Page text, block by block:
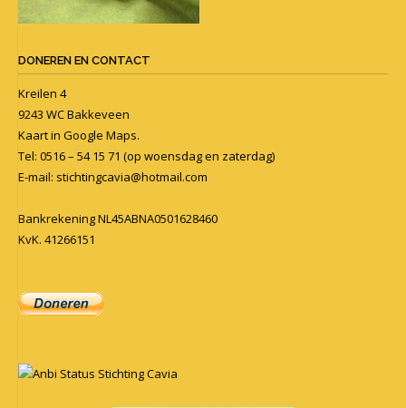
DONEREN EN CONTACT
Kreilen 4
9243 WC Bakkeveen
Kaart in Google Maps.
Tel: 0516 – 54 15 71 (op woensdag en zaterdag)
E-mail: stichtingcavia@hotmail.com
Bankrekening NL45ABNA0501628460
KvK. 41266151
Anbi Status Stichting Cavia